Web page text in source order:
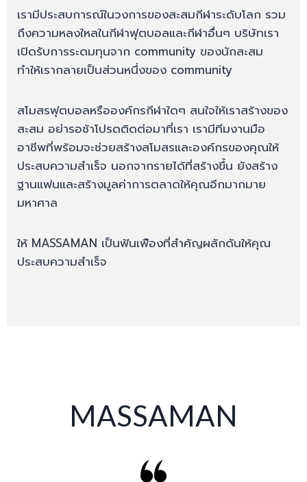
เรามีประสบการณ์ในวงการของสะสมกีฬาระดับโลก รวม
ถึงความหลงใหลในกีฬาฟุตบอลและกีฬาอื่นๆ บริษัทเรา
เปิดรับการระดมทุนจาก community ของนักสะสม
ทำให้เรากลายเป็นส่วนหนึ่งของ community
สโมสรฟุตบอลหรือองค์กรกีฬาใดๆ สนใจให้เราสร้างของ
สะสม อย่ารอช้าโปรดติดต่อมาที่เรา เรามีทีมงานมือ
อาชีพที่พร้อมจะช่วยสร้างสโมสรและองค์กรของคุณให้
ประสบความสำเร็จ นอกจากรายได้ที่สร้างขึ้น ยังสร้าง
ฐานแฟนและสร้างมูลค่าการตลาดให้คุณอีกมากมาย
มหาศาล
ให้ MASSAMAN เป็นฟันเฟืองที่สำคัญผลักดันให้คุณ
ประสบความสำเร็จ
MASSAMAN